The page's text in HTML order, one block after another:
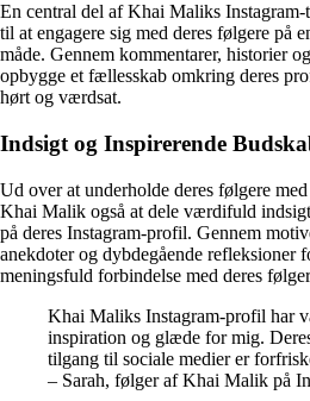
En central del af Khai Maliks Instagram-
til at engagere sig med deres følgere på
måde. Gennem kommentarer, historier
opbygge et fællesskab omkring deres
hørt og værdsat.
Indsigt og Inspirerende
Ud over at underholde deres følgere
Khai Malik også at dele værdifuld
på deres Instagram-profil. Gennem
anekdoter og dybdegående refleksioner
meningsfuld forbindelse med deres
Khai Maliks Instagram-profil har
inspiration og glæde for mig.
tilgang til sociale medier er
– Sarah, følger af Khai Malik på